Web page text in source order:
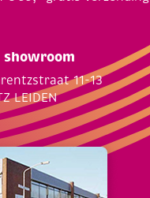
showroom
11-13
LEIDEN